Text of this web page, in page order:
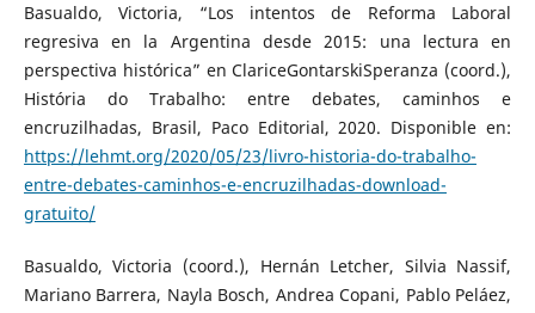
Basualdo, Victoria, “Los intentos de Reforma Laboral
regresiva en la Argentina desde 2015: una lectura en
perspectiva histórica” en ClariceGontarskiSperanza (coord.),
História do Trabalho: entre debates, caminhos e
encruzilhadas, Brasil, Paco Editorial, 2020. Disponible en:
https://lehmt.org/2020/05/23/livro-historia-do-trabalho-
entre-debates-caminhos-e-encruzilhadas-download-
gratuito/
Basualdo, Victoria (coord.), Hernán Letcher, Silvia Nassif,
Mariano Barrera, Nayla Bosch, Andrea Copani, Pablo Peláez,